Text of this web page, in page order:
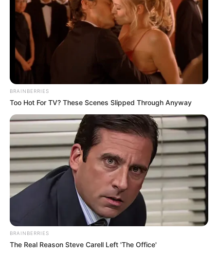
Participe do nosso grupo do
WhatsApp!
Fique informado em tempo real sobre as principais
notícias de Paraguaçu Paulista e região
Clique aqui para entrar no grupo
BRAINBERRIES
Too Hot For TV? These Scenes Slipped Through Anyway
BRAINBERRIES
The Real Reason Steve Carell Left 'The Office'